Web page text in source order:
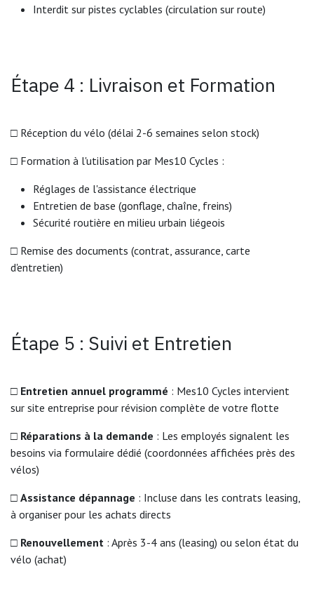
Interdit sur pistes cyclables (circulation sur route)
Étape 4 : Livraison et Formation
□ Réception du vélo (délai 2-6 semaines selon stock)
□ Formation à l'utilisation par Mes10 Cycles :
Réglages de l'assistance électrique
Entretien de base (gonflage, chaîne, freins)
Sécurité routière en milieu urbain liégeois
□ Remise des documents (contrat, assurance, carte
d'entretien)
Étape 5 : Suivi et Entretien
□ Entretien annuel programmé : Mes10 Cycles intervient
sur site entreprise pour révision complète de votre flotte
□ Réparations à la demande : Les employés signalent les
besoins via formulaire dédié (coordonnées affichées près des
vélos)
□ Assistance dépannage : Incluse dans les contrats leasing,
à organiser pour les achats directs
□ Renouvellement : Après 3-4 ans (leasing) ou selon état du
vélo (achat)